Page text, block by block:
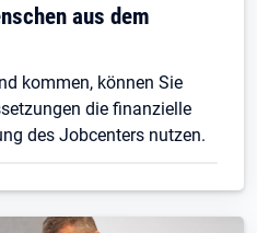
aus dem
kommen, können Sie
die finanzielle
des Jobcenters nutzen.